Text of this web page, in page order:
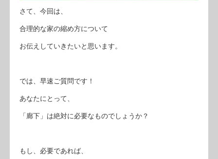
さて、今回は、
合理的な家の縮め方について
お伝えしていきたいと思います。
では、早速ご質問です！
あなたにとって、
「廊下」は絶対に必要なものでしょうか？
もし、必要であれば、